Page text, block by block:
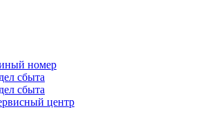
номер
сбыта
сбыта
центр